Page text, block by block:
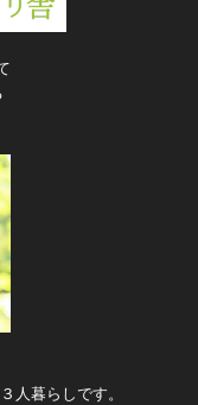
人暮らしです。